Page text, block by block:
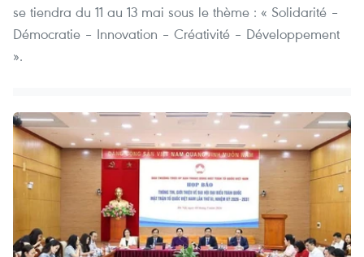
se tiendra du 11 au 13 mai sous le thème : « Solidarité –
Démocratie – Innovation – Créativité – Développement
».